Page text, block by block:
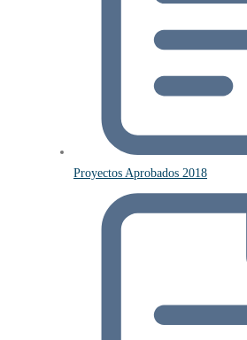
Proyectos Aprobados 2018